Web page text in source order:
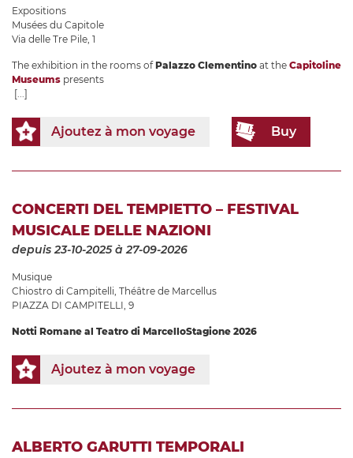
Expositions
Musées du Capitole
Via delle Tre Pile, 1
The exhibition in the rooms ofPalazzo Clementino at the Capitoline
Museums presents
[...]
Ajoutez à mon voyage Buy
CONCERTI DEL TEMPIETTO – FESTIVAL
MUSICALE DELLE NAZIONI
depuis 23-10-2025à 27-09-2026
Musique
Chiostro di Campitelli, Théâtre de Marcellus
PIAZZA DI CAMPITELLI, 9
Notti Romane al Teatro di MarcelloStagione 2026
Ajoutez à mon voyage
ALBERTO GARUTTI TEMPORALI